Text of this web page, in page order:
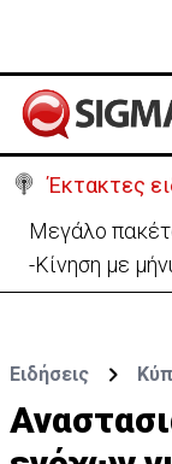
Έκτακτες
«Όχι»
αποχώρηση
Ειδήσεις